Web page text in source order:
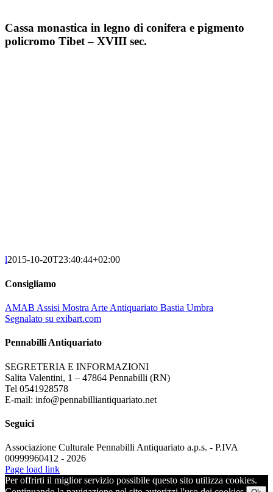
Cassa monastica in legno di conifera e pigmento
policromo Tibet – XVIII sec.
l2015-10-20T23:40:44+02:00
Consigliamo
AMAB Assisi Mostra Arte Antiquariato Bastia Umbra
Segnalato su exibart.com
Pennabilli Antiquariato
SEGRETERIA E INFORMAZIONI
Salita Valentini, 1 – 47864 Pennabilli (RN)
Tel 0541928578
E-mail: info@pennabilliantiquariato.net
Seguici
Associazione Culturale Pennabilli Antiquariato a.p.s. - P.IVA
00999960412 - 2026
Page load link
Per offrirti il miglior servizio possibile questo sito utilizza cookies.